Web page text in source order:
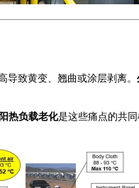
导致黄变、翘曲或涂层剥离。
热负载老化是这些痛点的共